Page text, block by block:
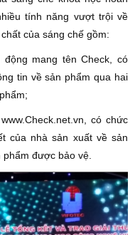
tính năng vượt trội về
của sáng chế gồm:
mang tên Check, có
tin về sản phẩm qua hai
có chức
của nhà sản xuất về sản
phẩm được bảo vệ.